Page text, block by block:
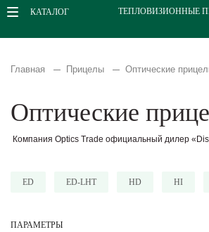
КАТАЛОГ ТЕПЛОВИЗИОННЫЕ
Главная Прицелы Оптические
Оптические
Компания Optics Trade официальный дилер
ED ED-LHT HD HI
ПАРАМЕТРЫ